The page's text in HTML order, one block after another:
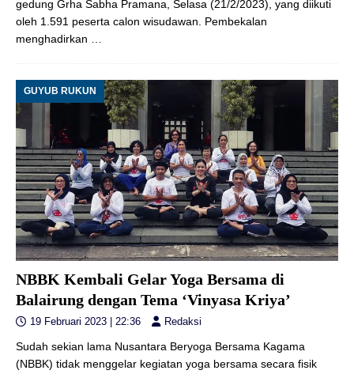
gedung Grha Sabha Pramana, Selasa (21/2/2023), yang diikuti
oleh 1.591 peserta calon wisudawan. Pembekalan
menghadirkan
GUYUB RUKUN
NBBK Kembali Gelar Yoga Bersama di
Balairung dengan Tema ‘Vinyasa Kriya’
19 Februari 2023 | 22:36 Redaksi
Sudah sekian lama Nusantara Beryoga Bersama Kagama
(NBBK) tidak menggelar kegiatan yoga bersama secara fisik